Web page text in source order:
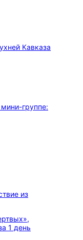
Кавказа
из
1 день